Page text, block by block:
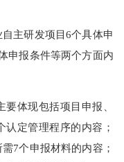
主研发项目6个具体申
报条件等两个方面内
体现包括项目申报、
定管理程序的内容；
7个申报材料的内容；